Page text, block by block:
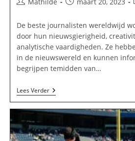
op:
De beste journalisten wereldwijd
door hun nieuwsgierigheid,
analytische vaardigheden. Ze
in de nieuwswereld en kunnen
begrijpen temidden van…
Lees VerderDit
Zijn
Beste
In
De